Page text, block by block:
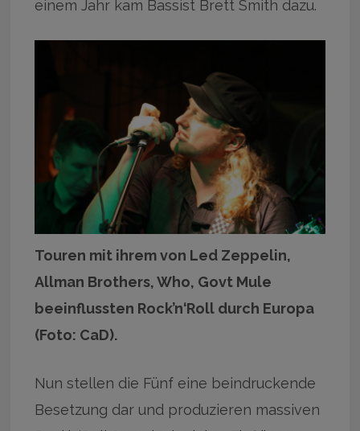
einem Jahr kam Bassist Brett Smith dazu.
Touren mit ihrem von Led Zeppelin,
Allman Brothers, Who, Govt Mule
beeinflussten Rock’n‘Roll durch Europa
(Foto: CaD).
Nun stellen die Fünf eine beindruckende
Besetzung dar und produzieren massiven